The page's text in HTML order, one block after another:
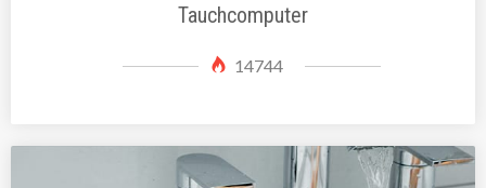
Tauchcomputer
14744